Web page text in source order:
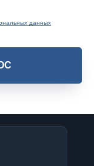
данных